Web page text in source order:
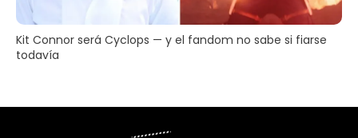
Kit Connor será Cyclops — y el fandom no sabe si fiarse
todavía